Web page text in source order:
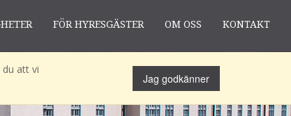
att vi
Jag godkänner
FÖR HYRESGÄSTER OM OSS KONTAKT